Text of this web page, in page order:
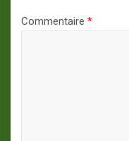
Commentaire *